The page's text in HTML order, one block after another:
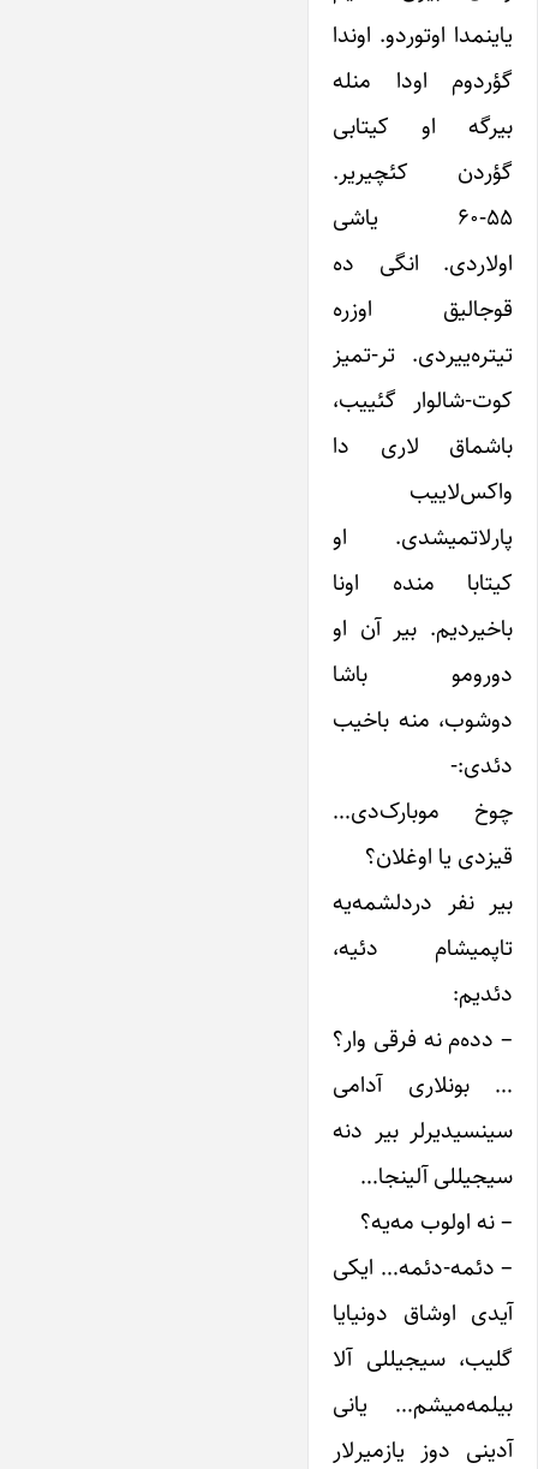
یاینمدا اوتوردو. اوندا
گؤردوم اودا منله
بیرگه او کیتابی
گؤردن کئچیریر.
۵۵-۶۰ یاشی
اولاردی. انگی ده
قوجالیق اوزره
تیتره‌ییردی. تر-تمیز
کوت-شالوار گئییب،
باشماق لاری دا
واکس‌لاییب
پارلاتمیشدی. او
کیتابا منده اونا
باخیردیم. بیر آن او
دورومو باشا
دوشوب، منه باخیب
دئدی:-
چوخ موبارک‌دی…
قیزدی یا اوغلان؟
بیر نفر دردلشمه‌یه
تاپمیشام دئیه،
دئدیم:
– دده‌م نه فرقی وار؟
… بونلاری آدامی
سینسیدیرلر بیر دنه
سیجیللی آلینجا…
– نه اولوب مه‌یه؟
– دئمه-دئمه… ایکی
آیدی اوشاق دونیایا
گلیب، سیجیللی آلا
بیلمه‌میشم… یانی
آدینی دوز یازمیرلار